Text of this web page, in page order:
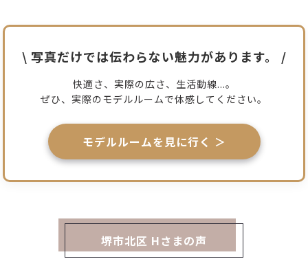
\ 写真だけでは伝わらない魅力があります。 /
快適さ、実際の広さ、生活動線...。
ぜひ、実際のモデルルームで体感してください。
モデルルームを見に行く ＞
堺市北区 Hさまの声